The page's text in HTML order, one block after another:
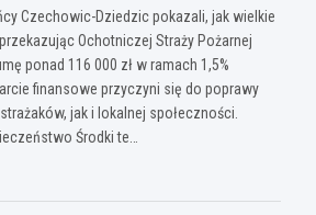
Czechowic-Dziedzic pokazali, jak wielkie
Ochotniczej Straży Pożarnej
ponad 116 000 zł w ramach 1,5%
finansowe przyczyni się do poprawy
jak i lokalnej społeczności.
Środki te…